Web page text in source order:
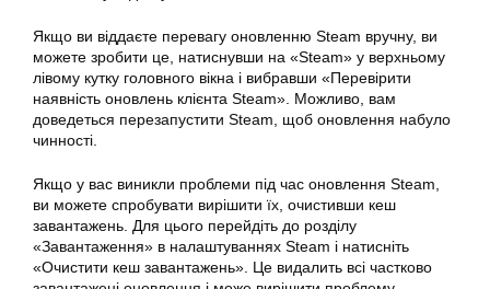
Якщо ви віддаєте перевагу оновленню Steam вручну, ви
можете зробити це, натиснувши на «Steam» у верхньому
лівому кутку головного вікна і вибравши «Перевірити
наявність оновлень клієнта Steam». Можливо, вам
доведеться перезапустити Steam, щоб оновлення набуло
чинності.
Якщо у вас виникли проблеми під час оновлення Steam,
ви можете спробувати вирішити їх, очистивши кеш
завантажень. Для цього перейдіть до розділу
«Завантаження» в налаштуваннях Steam і натисніть
«Очистити кеш завантажень». Це видалить всі частково